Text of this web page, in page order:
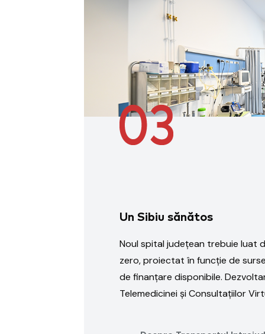
Un Sibiu sănătos
Noul spital județean trebuie luat
zero, proiectat în funcție de
de finanțare disponibile.
Telemedicinei și Consultațiilor